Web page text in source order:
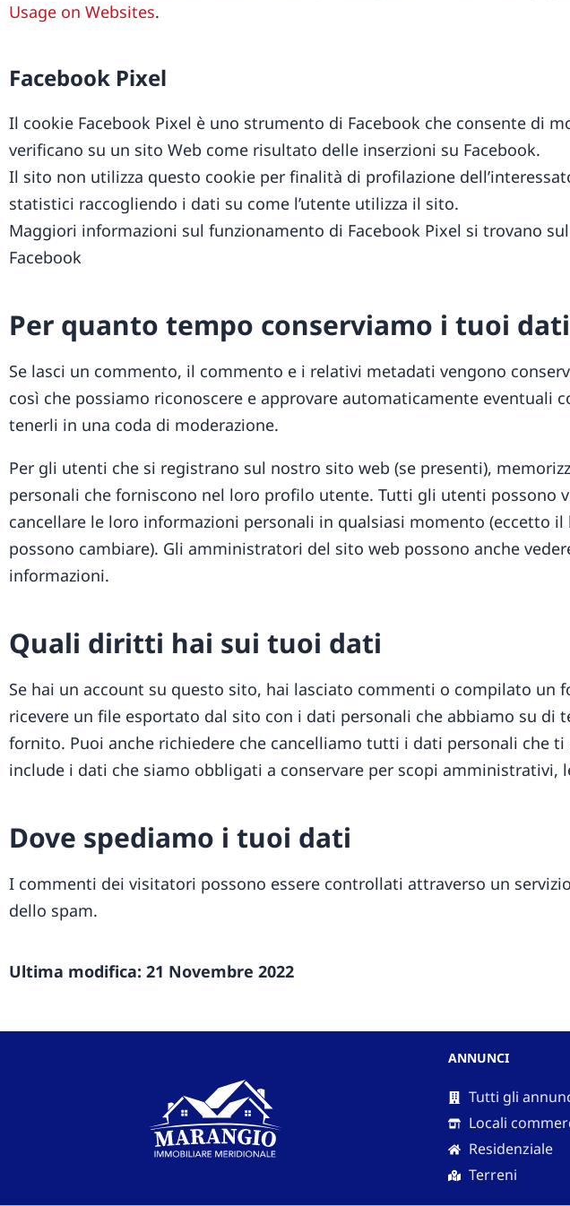
Usage on Websites.
Facebook Pixel
Il cookie Facebook Pixel è uno strumento di Facebook che consente di
verificano su un sito Web come risultato delle inserzioni su Facebook.
Il sito non utilizza questo cookie per finalità di profilazione
statistici raccogliendo i dati su come l’utente utilizza il sito.
Maggiori informazioni sul funzionamento di Facebook Pixel si trovano
Facebook
Per quanto tempo conserviamo i tuoi dati
Se lasci un commento, il commento e i relativi metadati vengono
così che possiamo riconoscere e approvare automaticamente eventuali
tenerli in una coda di moderazione.
Per gli utenti che si registrano sul nostro sito web (se presenti),
personali che forniscono nel loro profilo utente. Tutti gli utenti possono
cancellare le loro informazioni personali in qualsiasi momento (eccetto
possono cambiare). Gli amministratori del sito web possono anche
informazioni.
Quali diritti hai sui tuoi dati
Se hai un account su questo sito, hai lasciato commenti o compilato un
ricevere un file esportato dal sito con i dati personali che abbiamo su di
fornito. Puoi anche richiedere che cancelliamo tutti i dati personali che
include i dati che siamo obbligati a conservare per scopi amministrativi,
Dove spediamo i tuoi dati
I commenti dei visitatori possono essere controllati attraverso un
dello spam.
Ultima modifica: 21 Novembre 2022
ANNUNCI
Tutti gli
Locali
Residenziale
Terreni